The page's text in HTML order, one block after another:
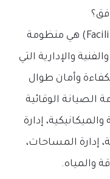
إدارة المرافق (Facility Management) هي منظومة
والإدارية التي
وأمان طوال
الصيانة الوقائية
إدارة
إدارة المساحات،
والمياه.